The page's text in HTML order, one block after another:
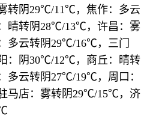
转阴29℃/11℃，焦作：多云
晴转阴28℃/13℃，许昌：雾
多云转阴29℃/16℃，三门
：阴30℃/12℃，商丘：晴转
多云转阴27℃/19℃，周口：
马店：雾转阴29℃/15℃，济